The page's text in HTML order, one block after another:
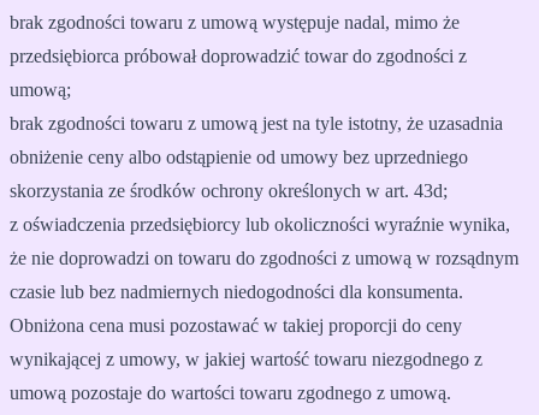
brak zgodności towaru z umową występuje nadal, mimo że
przedsiębiorca próbował doprowadzić towar do zgodności z
umową;
brak zgodności towaru z umową jest na tyle istotny, że uzasadnia
obniżenie ceny albo odstąpienie od umowy bez uprzedniego
skorzystania ze środków ochrony określonych w art. 43d;
z oświadczenia przedsiębiorcy lub okoliczności wyraźnie wynika,
że nie doprowadzi on towaru do zgodności z umową w rozsądnym
czasie lub bez nadmiernych niedogodności dla konsumenta.
Obniżona cena musi pozostawać w takiej proporcji do ceny
wynikającej z umowy, w jakiej wartość towaru niezgodnego z
umową pozostaje do wartości towaru zgodnego z umową.